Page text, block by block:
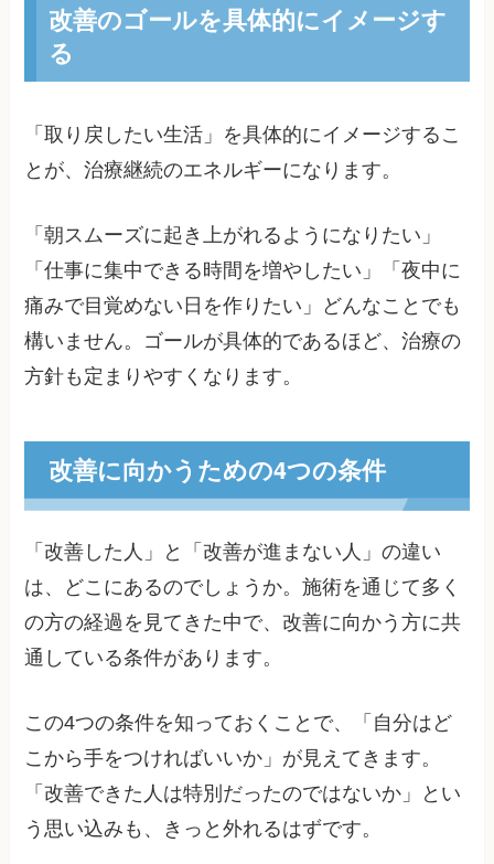
改善のゴールを具体的にイメージす
る
「取り戻したい生活」を具体的にイメージするこ
とが、治療継続のエネルギーになります。
「朝スムーズに起き上がれるようになりたい」
「仕事に集中できる時間を増やしたい」「夜中に
痛みで目覚めない日を作りたい」どんなことでも
構いません。ゴールが具体的であるほど、治療の
方針も定まりやすくなります。
改善に向かうための4つの条件
「改善した人」と「改善が進まない人」の違い
は、どこにあるのでしょうか。施術を通じて多く
の方の経過を見てきた中で、改善に向かう方に共
通している条件があります。
この4つの条件を知っておくことで、「自分はど
こから手をつければいいか」が見えてきます。
「改善できた人は特別だったのではないか」とい
う思い込みも、きっと外れるはずです。